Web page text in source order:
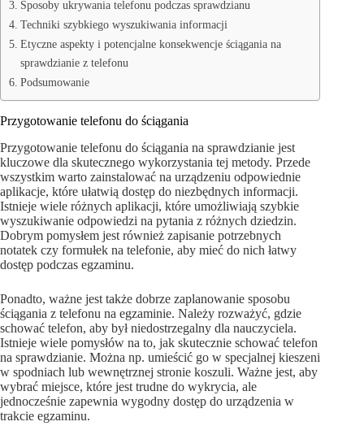
Sposoby ukrywania telefonu podczas sprawdzianu
Techniki szybkiego wyszukiwania informacji
Etyczne aspekty i potencjalne konsekwencje ściągania na
sprawdzianie z telefonu
Podsumowanie
Przygotowanie telefonu do ściągania
Przygotowanie telefonu do ściągania na sprawdzianie jest
kluczowe dla skutecznego wykorzystania tej metody. Przede
wszystkim warto zainstalować na urządzeniu odpowiednie
aplikacje, które ułatwią dostęp do niezbędnych informacji.
Istnieje wiele różnych aplikacji, które umożliwiają szybkie
wyszukiwanie odpowiedzi na pytania z różnych dziedzin.
Dobrym pomysłem jest również zapisanie potrzebnych
notatek czy formułek na telefonie, aby mieć do nich łatwy
dostęp podczas egzaminu.
Ponadto, ważne jest także dobrze zaplanowanie sposobu
ściągania z telefonu na egzaminie. Należy rozważyć, gdzie
schować telefon, aby był niedostrzegalny dla nauczyciela.
Istnieje wiele pomysłów na to, jak skutecznie schować telefon
na sprawdzianie. Można np. umieścić go w specjalnej kieszeni
w spodniach lub wewnętrznej stronie koszuli. Ważne jest, aby
wybrać miejsce, które jest trudne do wykrycia, ale
jednocześnie zapewnia wygodny dostęp do urządzenia w
trakcie egzaminu.